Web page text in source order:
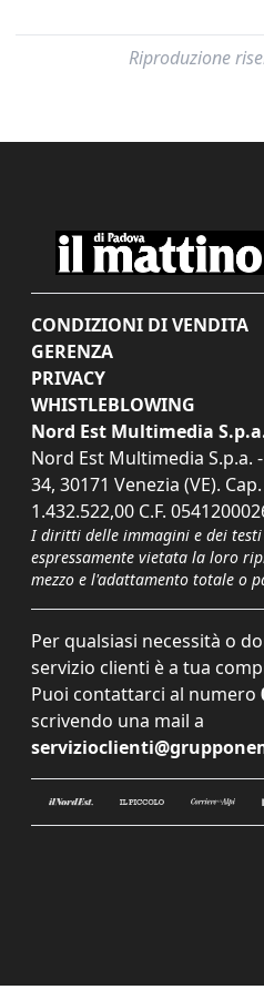
Riproduzione
CONDIZIONI DI VENDITA
GERENZA
PRIVACY
WHISTLEBLOWING
Nord Est Multimedia
Nord Est Multimedia S.p.a.
34, 30171 Venezia (VE).
1.432.522,00 C.F.
I diritti delle immagini e dei testi
espressamente vietata la loro
mezzo e l'adattamento totale o
Per qualsiasi necessità o
servizio clienti è a tua
Puoi contattarci al numero
scrivendo una mail a